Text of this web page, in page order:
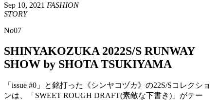
Sep 10, 2021 FASHION
STORY
No07
SHINYAKOZUKA 2022S/S RUNWAY
SHOW by SHOTA TSUKIYAMA
「issue #0」と銘打った《シンヤコヅカ》の22S/Sコレクショ
ンは、「SWEET ROUGH DRAFT(素敵な下書き)」がテー